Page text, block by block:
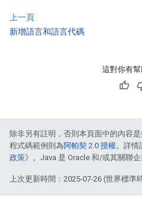
上一頁
新增語言和語言代碼
這對你有幫
除非另有註明，否則本頁面中的內容是
程式碼範例則為阿帕契 2.0 授權。詳情
政策》。Java 是 Oracle 和/或其關聯企
上次更新時間：2025-07-26 (世界標準